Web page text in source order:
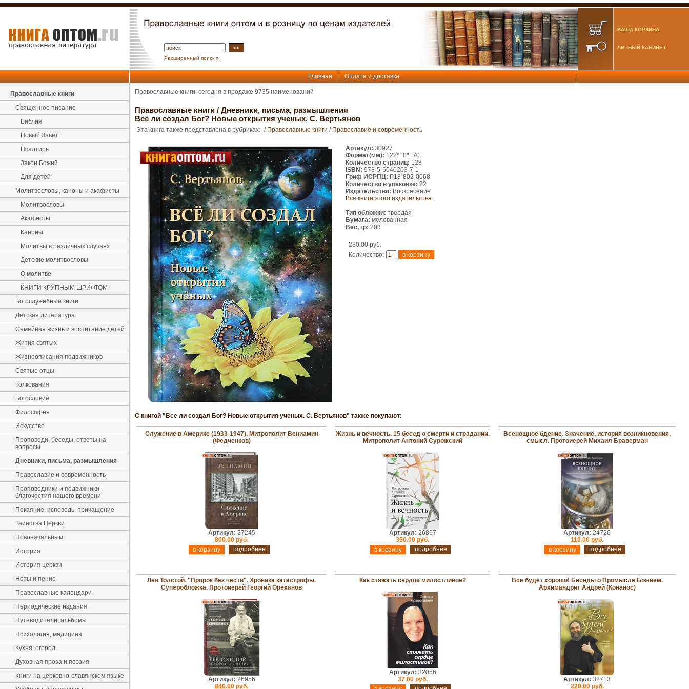
Расширенный поиск »
ВАША КОРЗИНА
ЛИЧНЫЙ КАБИНЕТ
Главная Оплата и доставка
Православные книги
Священное писание
Библия
Новый Завет
Псалтирь
Закон Божий
Для детей
Молитвословы, каноны и акафисты
Молитвословы
Акафисты
Каноны
Молитвы в различных случаях
Детские молитвословы
О молитве
КНИГИ КРУПНЫМ ШРИФТОМ
Богослужебные книги
Детская литература
Семейная жизнь и воспитание детей
Жития святых
Жизнеописания подвижников
Святые отцы
Толкования
Богословие
Философия
Искусство
Проповеди, беседы, ответы на
вопросы
Дневники, письма, размышления
Православие и современность
Проповедники и подвижники
благочестия нашего времени
Покаяние, исповедь, причащение
Таинства Церкви
Новоначальным
История
История церкви
Ноты и пение
Православные календари
Периодические издания
Путеводители, альбомы
Психология, медицина
Кухня, огород
Духовная проза и поэзия
Книги на церковно-славянском языке
Православные книги: сегодня в продаже 9735 наименований
Православные книги / Дневники, письма, размышления
Все ли создал Бог? Новые открытия ученых. С. Вертьянов
Эта книга также представлена в рубриках: / Православные книги / Православие и современность
Артикул: 30927
Формат(мм): 122*10*170
Количество страниц: 128
ISBN: 978-5-6040203-7-1
Гриф ИСРПЦ: Р18-802-0068
Количество в упаковке: 22
Издательство: Воскресение
Все книги этого издательства
Тип обложки: твердая
Бумага: мелованная
Вес, гр: 203
230.00 руб.
Количество:
С книгой "Все ли создал Бог? Новые открытия ученых. С. Вертьянов" также покупают:
Служение в Америке (1933-1947). Митрополит Вениамин
(Федченков)
Артикул: 27245
800.00 руб.
подробнее
Жизнь и вечность. 15 бесед о смерти и страдании.
Митрополит Антоний Сурожский
Артикул: 26867
350.00 руб.
подробнее
Всенощное бдение. Значение, история возникновения,
смысл. Протоиерей Михаил Браверман
Артикул: 24726
110.00 руб.
подробнее
Лев Толстой. "Пророк без чести". Хроника катастрофы.
Суперобложка. Протоиерей Георгий Ореханов
Артикул: 26956
840.00 руб.
Как стяжать сердце милостливое?
Артикул: 32056
37.00 руб.
Все будет хорошо! Беседы о Промысле Божием.
Архимандрит Андрей (Конанос)
Артикул: 32713
220.00 руб.